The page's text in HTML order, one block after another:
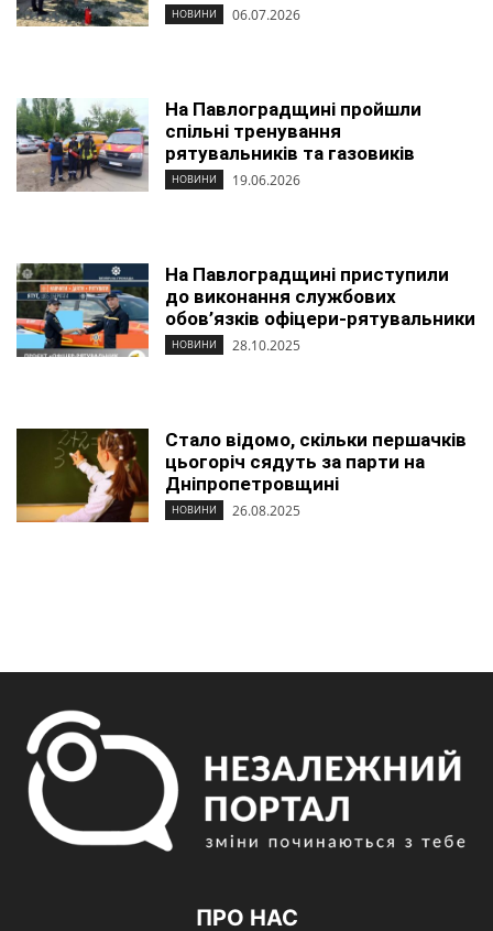
НОВИНИ 06.07.2026
На Павлоградщині пройшли
спільні тренування
рятувальників та газовиків
НОВИНИ 19.06.2026
На Павлоградщині приступили
до виконання службових
обов’язків офіцери-рятувальники
НОВИНИ 28.10.2025
Стало відомо, скільки першачків
цьогоріч сядуть за парти на
Дніпропетровщині
НОВИНИ 26.08.2025
ПРО НАС